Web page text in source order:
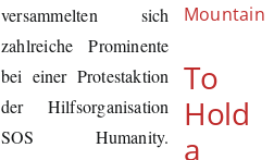
versammelten sich
zahlreiche Prominente
bei einer Protestaktion
der Hilfsorganisation
SOS Humanity.
To
Hold
a